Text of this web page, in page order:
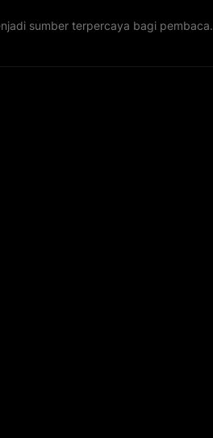
sumber terpercaya bagi pembaca.